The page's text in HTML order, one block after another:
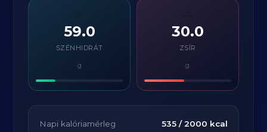
⚡
59.0
SZÉNHIDRÁT
g
30.0
ZSÍR
g
Napi kalóriamérleg 535/ 2000 kcal